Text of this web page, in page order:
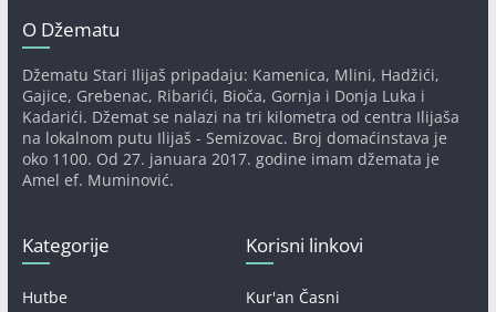
O Džematu
Džematu Stari Ilijaš pripadaju: Kamenica, Mlini, Hadžići,
Gajice, Grebenac, Ribarići, Bioča, Gornja i Donja Luka i
Kadarići. Džemat se nalazi na tri kilometra od centra Ilijaša
na lokalnom putu Ilijaš - Semizovac. Broj domaćinstava je
oko 1100. Od 27. januara 2017. godine imam džemata je
Amel ef. Muminović.
Kategorije
Hutbe
Korisni linkovi
Kur'an Časni